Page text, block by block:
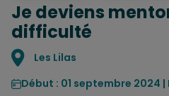
Je deviens
difficulté
Localisation
Les Lilas
Début : 01 septembre 2024 |